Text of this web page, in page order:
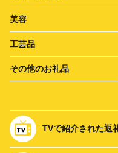
美容
工芸品
その他のお礼品
TVで紹介された返